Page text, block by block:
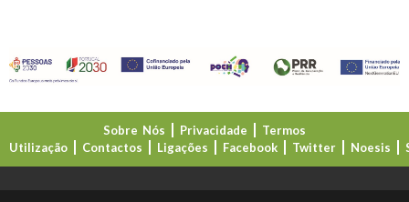
Sobre Nós Privacidade
Termos
Utilização
Contactos Ligações Facebook Twitter Noesis